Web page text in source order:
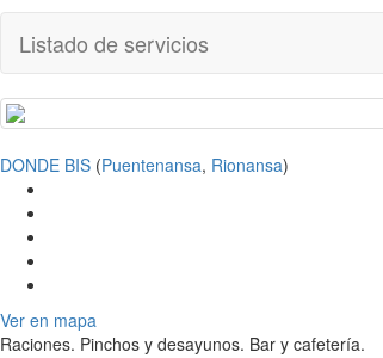
Listado de servicios
DONDE BIS (Puentenansa, Rionansa)
Ver en mapa
Raciones. Pinchos y desayunos. Bar y cafetería.